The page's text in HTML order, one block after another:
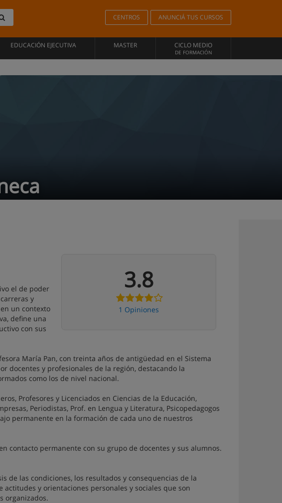
CENTROS ANUNCIÁ TUS CURSOS
EDUCACIÓN EJECUTIVA MASTER CICLO MEDIO
DE FORMACIÓN
3.8
1 Opiniones
el de poder
y
un contexto
define una
con sus
María Pan, con treinta años de antigüedad en el Sistema
docentes y profesionales de la región, destacando la
como los de nivel nacional.
Profesores y Licenciados en Ciencias de la Educación,
Periodistas, Prof. en Lengua y Literatura, Psicopedagogos
permanente en la formación de cada uno de nuestros
contacto permanente con su grupo de docentes y sus alumnos.
de las condiciones, los resultados y consequencias de la
y orientaciones personales y sociales que son
organizados.